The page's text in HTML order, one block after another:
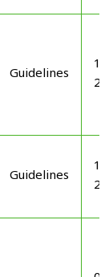
Guidelines
Guidelines